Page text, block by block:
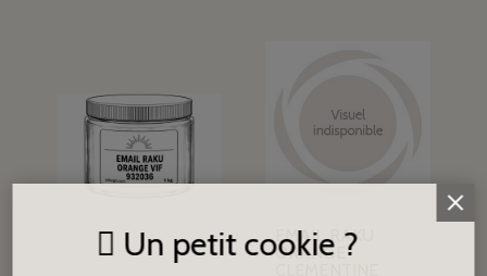
EMAIL RAKU
ORANGE
Un petit cookie ?